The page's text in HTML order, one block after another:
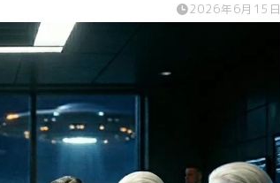
2026年6月15日